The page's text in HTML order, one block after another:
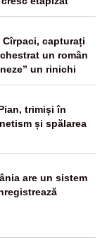
capturați
un român
un rinichi
trimiși în
și spălarea
are un sistem